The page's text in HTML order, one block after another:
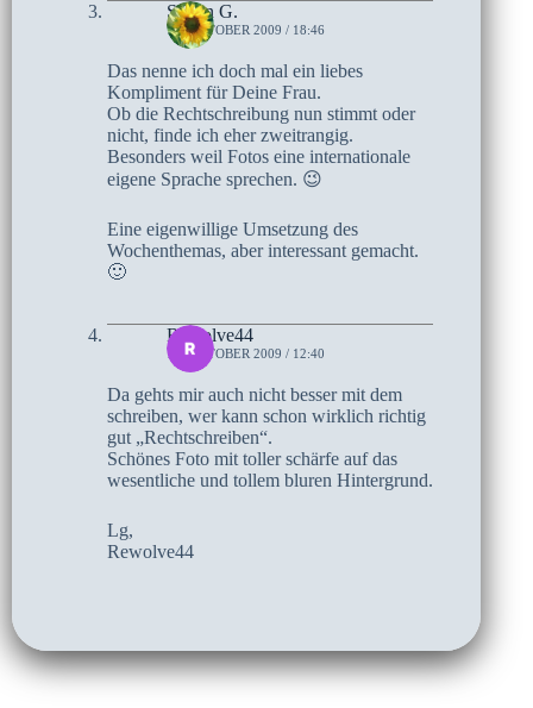
Stefan G.
14. OKTOBER 2009 / 18:46
Das nenne ich doch mal ein liebes
Kompliment für Deine Frau.
Ob die Rechtschreibung nun stimmt oder
nicht, finde ich eher zweitrangig.
Besonders weil Fotos eine internationale
eigene Sprache sprechen. 😉
Eine eigenwillige Umsetzung des
Wochenthemas, aber interessant gemacht.
🙂
Rewolve44
14. OKTOBER 2009 / 12:40
Da gehts mir auch nicht besser mit dem
schreiben, wer kann schon wirklich richtig
gut „Rechtschreiben“.
Schönes Foto mit toller schärfe auf das
wesentliche und tollem bluren Hintergrund.
Lg,
Rewolve44